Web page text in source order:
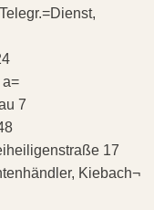
7
17
Kiebach¬